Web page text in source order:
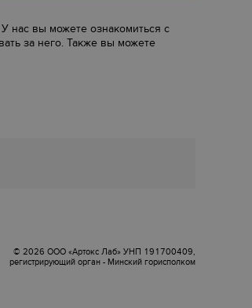
нас вы можете ознакомиться с
за него. Также вы можете
© 2026 ООО «Артокс Лаб» УНП 191700409,
регистрирующий орган - Минский горисполком